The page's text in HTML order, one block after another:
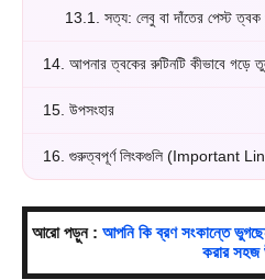
13.1. সত্য: লেবু বা দাঁতের পেস্ট ত্বক
14. আপনার ত্বকের রুটিনটি কীভাবে গড়ে
15. উপসংহার
16. গুরুত্বপূর্ণ লিংকগুলি (Important
আরো পড়ুন : আপনি কি ব্রণ সংকান্তে
করার সহজ